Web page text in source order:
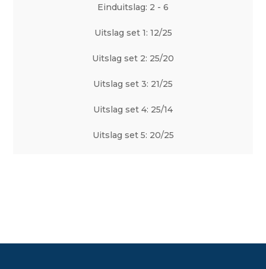
Einduitslag: 2 - 6
Uitslag set 1: 12/25
Uitslag set 2: 25/20
Uitslag set 3: 21/25
Uitslag set 4: 25/14
Uitslag set 5: 20/25